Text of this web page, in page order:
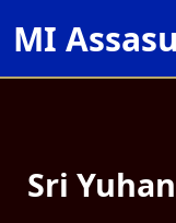
Sri